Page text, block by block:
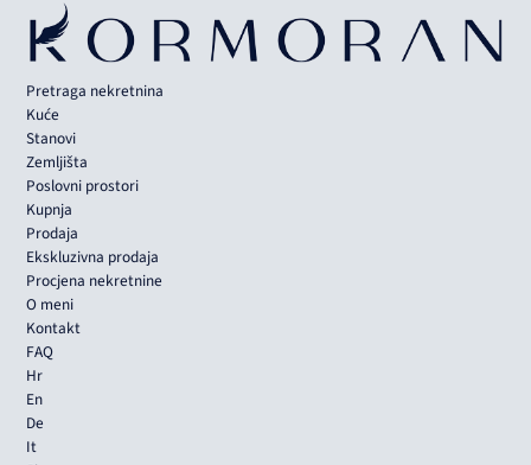
Pretraga nekretnina
Kuće
Stanovi
Zemljišta
Poslovni prostori
Kupnja
Prodaja
Ekskluzivna prodaja
Procjena nekretnine
O meni
Kontakt
FAQ
Hr
En
De
It